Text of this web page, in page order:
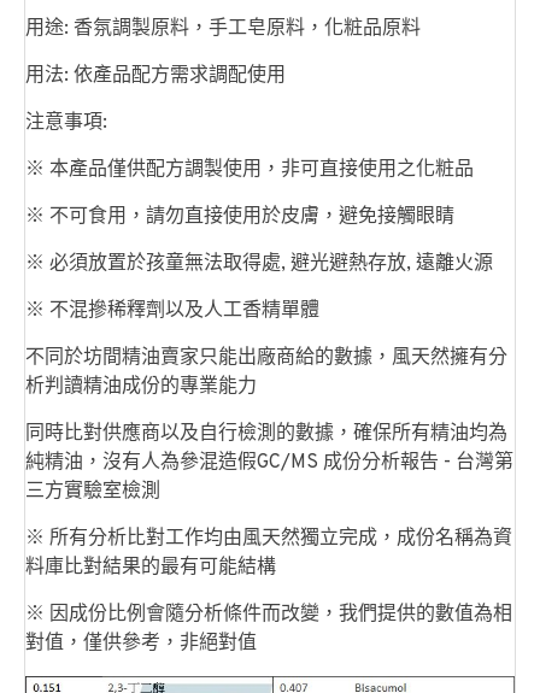
用途: 香氛調製原料，手工皂原料，化粧品原料
用法: 依產品配方需求調配使用
注意事項:
※ 本產品僅供配方調製使用，非可直接使用之化粧品
※ 不可食用，請勿直接使用於皮膚，避免接觸眼睛
※ 必須放置於孩童無法取得處, 避光避熱存放, 遠離火源
※ 不混摻稀釋劑以及人工香精單體
不同於坊間精油賣家只能出廠商給的數據，風天然擁有分
析判讀精油成份的專業能力
同時比對供應商以及自行檢測的數據，確保所有精油均為
純精油，沒有人為參混造假GC/MS 成份分析報告 - 台灣第
三方實驗室檢測
※ 所有分析比對工作均由風天然獨立完成，成份名稱為資
料庫比對結果的最有可能結構
※ 因成份比例會隨分析條件而改變，我們提供的數值為相
對值，僅供參考，非絕對值